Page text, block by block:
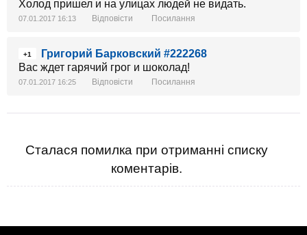
Холод пришел и на улицах людей не видать.
07.01.2017 16:13 Відповісти Посилання
+1
Григорий Барковский #222268
Вас ждет гарячий грог и шоколад!
07.01.2017 16:25 Відповісти Посилання
Сталася помилка при отриманні списку
коментарів.